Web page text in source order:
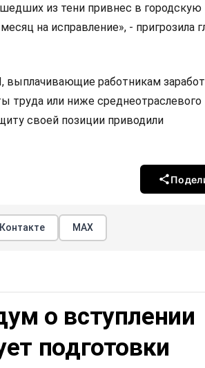
из тени привнес в городскую
на исправление», - пригрозила
работникам
труда или ниже среднеотраслевого
своей позиции приводили
МАХ
о вступлении
подготовки